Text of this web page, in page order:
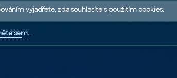
A RADY
vyjadřete, zda souhlasíte s použitím cookies.
sem..